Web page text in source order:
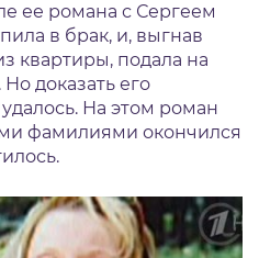
ее романа с Сергеем
в брак, и, выгнав
квартиры, подала на
доказать его
На этом роман
фамилиями окончился